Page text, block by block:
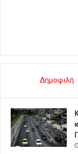
Δημοφιλή